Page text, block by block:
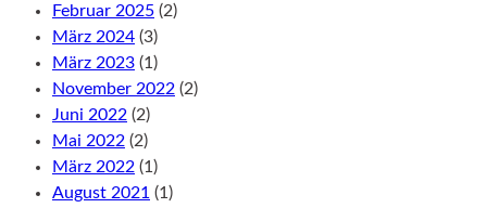
Februar 2025 (2)
März 2024 (3)
März 2023 (1)
November 2022 (2)
Juni 2022 (2)
Mai 2022 (2)
März 2022 (1)
August 2021 (1)